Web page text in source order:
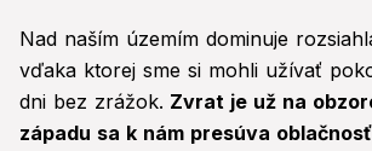
Nad naším územím dominuje
vďaka ktorej sme si mohli užívať
dni bez zrážok. Zvrat je už na
západu sa k nám presúva